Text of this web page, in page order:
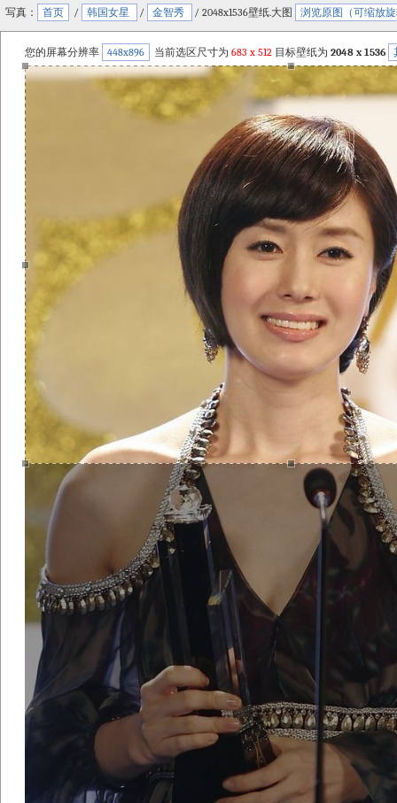
写真： 首页 / 韩国女星 / 金智秀 / 2048x1536壁纸.大图 浏览原图（可缩放
您的屏幕分辨率 448x896 当前选区尺寸为 683 x 512 目标壁纸为 2048 x 1536